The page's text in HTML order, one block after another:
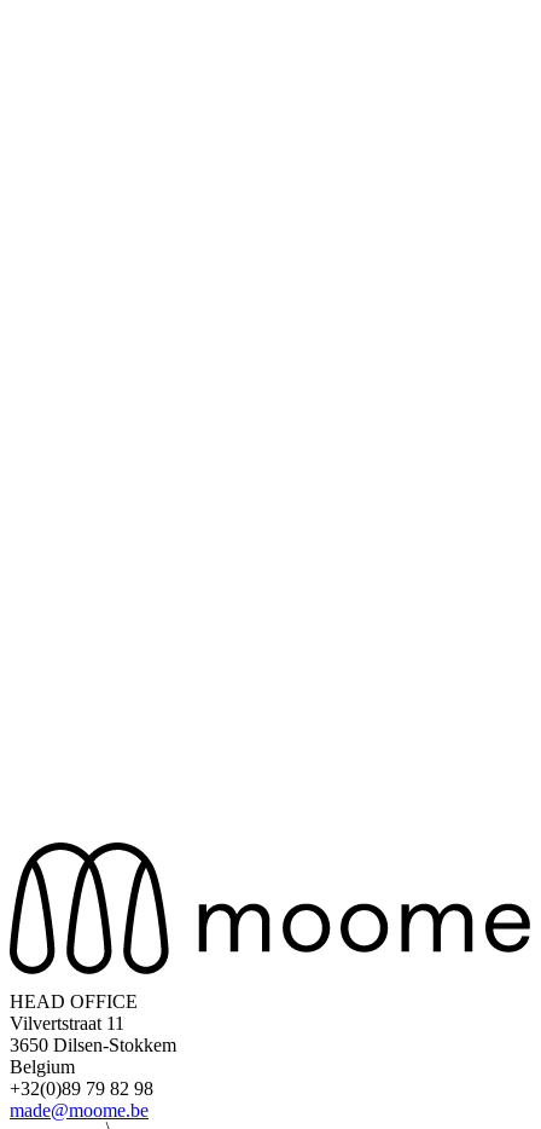
HEAD OFFICE
Vilvertstraat 11
3650 Dilsen-Stokkem
Belgium
+32(0)89 79 82 98
made@moome.be